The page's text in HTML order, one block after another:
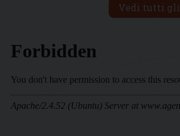
Vedi tutti